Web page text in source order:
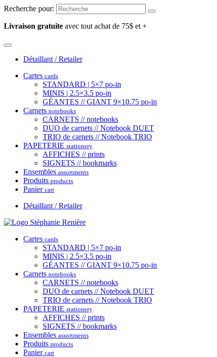
Recherche pour:
Livraison gratuite avec tout achat de 75$ et +
Détaillant / Retailer
Cartes cards
STANDARD | 5×7 po-in
MINIS | 2.5×3.5 po-in
GÉANTES // GIANT 9×10.75 po-in
Carnets notebooks
CARNETS // notebooks
DUO de carnets // Notebook DUET
TRIO de carnets // Notebook TRIO
PAPETERIE stationery
AFFICHES // prints
SIGNETS // bookmarks
Ensembles assortments
Produits products
Panier cart
Détaillant / Retailer
Cartes cards
STANDARD | 5×7 po-in
MINIS | 2.5×3.5 po-in
GÉANTES // GIANT 9×10.75 po-in
Carnets notebooks
CARNETS // notebooks
DUO de carnets // Notebook DUET
TRIO de carnets // Notebook TRIO
PAPETERIE stationery
AFFICHES // prints
SIGNETS // bookmarks
Ensembles assortments
Produits products
Panier cart